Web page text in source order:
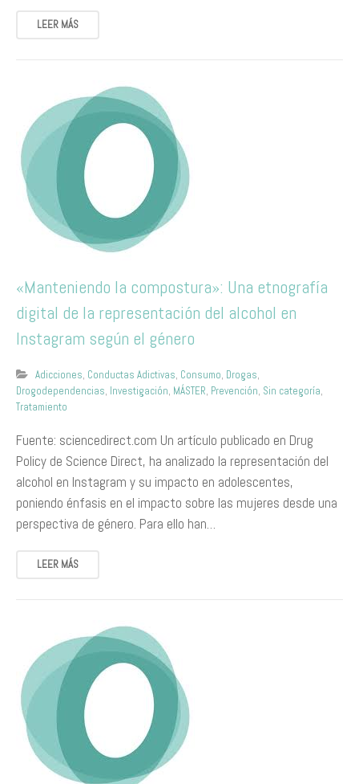
LEER MÁS
«Manteniendo la compostura»: Una etnografía
digital de la representación del alcohol en
Instagram según el género
Adicciones, Conductas Adictivas, Consumo, Drogas,
Drogodependencias, Investigación, MÁSTER, Prevención, Sin categoría,
Tratamiento
Fuente: sciencedirect.com Un artículo publicado en Drug
Policy de Science Direct, ha analizado la representación del
alcohol en Instagram y su impacto en adolescentes,
poniendo énfasis en el impacto sobre las mujeres desde una
perspectiva de género. Para ello han…
LEER MÁS